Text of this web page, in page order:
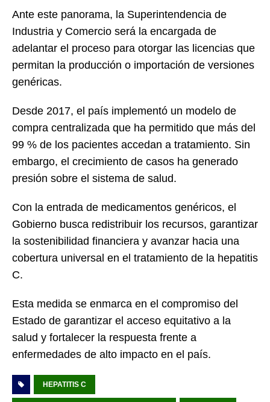
Ante este panorama, la Superintendencia de
Industria y Comercio será la encargada de
adelantar el proceso para otorgar las licencias que
permitan la producción o importación de versiones
genéricas.
Desde 2017, el país implementó un modelo de
compra centralizada que ha permitido que más del
99 % de los pacientes accedan a tratamiento. Sin
embargo, el crecimiento de casos ha generado
presión sobre el sistema de salud.
Con la entrada de medicamentos genéricos, el
Gobierno busca redistribuir los recursos, garantizar
la sostenibilidad financiera y avanzar hacia una
cobertura universal en el tratamiento de la hepatitis
C.
Esta medida se enmarca en el compromiso del
Estado de garantizar el acceso equitativo a la
salud y fortalecer la respuesta frente a
enfermedades de alto impacto en el país.
HEPATITIS C